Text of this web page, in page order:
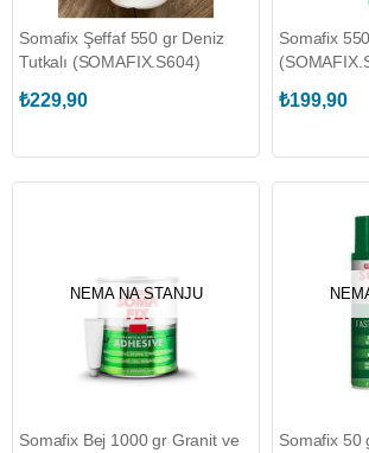
Somafix Şeffaf 550 gr Deniz
Tutkalı (SOMAFIX.S604)
₺229,90
Somafix
₺199,90
NEMA NA STANJU
Somafix Bej 1000 gr Granit ve
Somafix 50